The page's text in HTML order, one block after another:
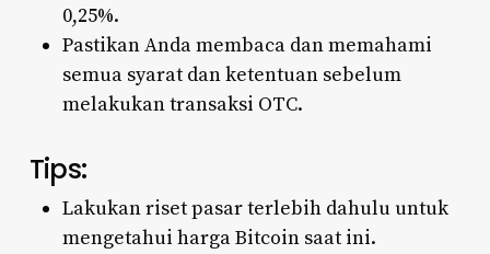
0,25%.
Pastikan Anda membaca dan memahami
semua syarat dan ketentuan sebelum
melakukan transaksi OTC.
Tips:
Lakukan riset pasar terlebih dahulu untuk
mengetahui harga Bitcoin saat ini.